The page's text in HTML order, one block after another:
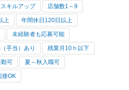
スキルアップ 店舗数1～9
上 年間休日120日以上
未経験者も応募可能
手当）あり 残業月10ｈ以下
可 夏～秋入職可
接OK